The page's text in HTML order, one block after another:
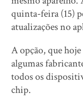
quinta-feira (15)
atualizações no
A opção, que
algumas
todos os
chip.